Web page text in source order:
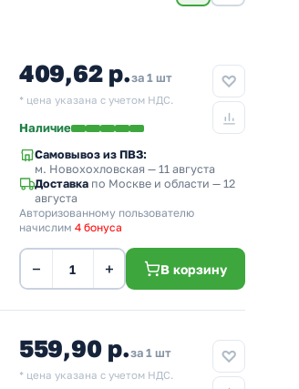
409,62 р.за 1 шт
* цена указана с учетом НДС.
Наличие
Самовывоз из ПВЗ:
м. Новохохловская — 11 августа
Доставка по Москве и области — 12
августа
Авторизованному пользователю
начислим 4 бонуса
− + В корзину
559,90 р.за 1 шт
* цена указана с учетом НДС.